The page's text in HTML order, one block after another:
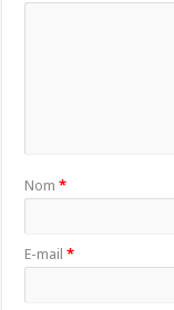
Nom*
E-mail*